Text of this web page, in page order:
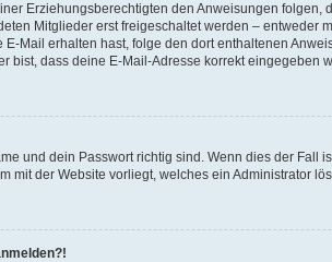
Erziehungsberechtigten den Anweisungen
Mitglieder erst freigeschaltet werden – entweder
Mail erhalten hast, folge den dort enthaltenen
dass deine E-Mail-Adresse korrekt eingegeben
und dein Passwort richtig sind. Wenn dies der
mit der Website vorliegt, welches ein Administrator